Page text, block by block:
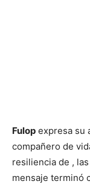
Fulop expresa su
compañero de
resiliencia de ,
mensaje terminó